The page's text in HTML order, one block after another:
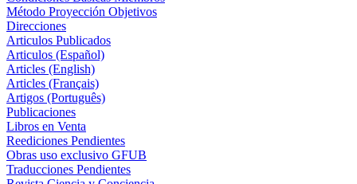
Método Proyección Objetivos
Direcciones
Articulos Publicados
Articulos (Español)
Articles (English)
Articles (Français)
Artigos (Português)
Publicaciones
Libros en Venta
Reediciones Pendientes
Obras uso exclusivo GFUB
Traducciones Pendientes